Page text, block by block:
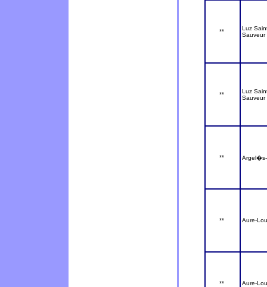
**
Luz
Sauveur
**
Luz
Sauveur
**
** Aure-
** Aure-